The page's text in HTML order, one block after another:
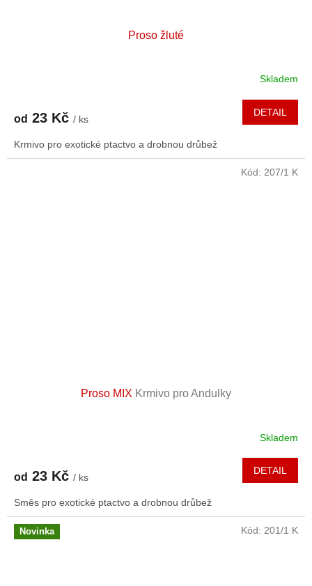
Proso žluté
Skladem
od 23 Kč / ks
DETAIL
Krmivo pro exotické ptactvo a drobnou drůbež
Proso MIX Krmivo pro Andulky
Skladem
od 23 Kč / ks
DETAIL
Směs pro exotické ptactvo a drobnou drůbež
Kód: 207/1 K
Novinka Kód: 201/1 K